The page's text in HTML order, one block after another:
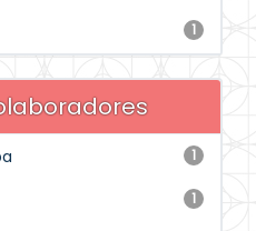
1
1
1